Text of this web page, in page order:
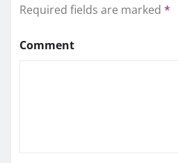
Required fields are marked *
Comment